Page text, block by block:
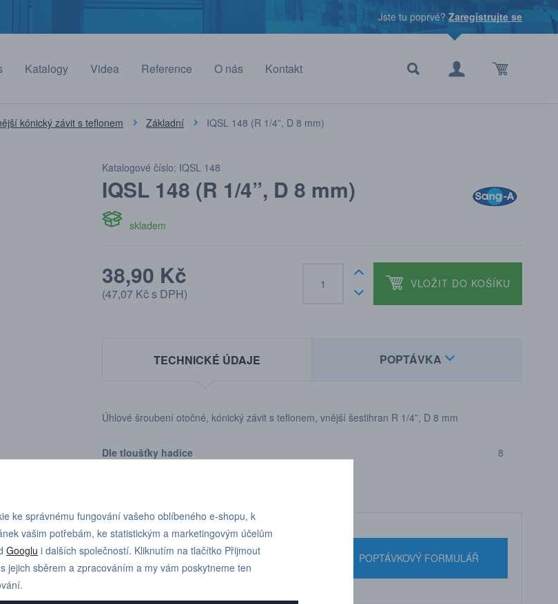
Jste tu poprvé? Zaregistrujte se
Katalogy Videa Reference O nás Kontakt
kónický závit s teflonem Základní IQSL 148 (R 1/4”, D 8 mm)
Katalogové číslo: IQSL 148
IQSL 148 (R 1/4”, D 8 mm)
skladem
38,90 Kč
(47,07 Kčs DPH)
VLOŽIT DO KOŠÍKU
TECHNICKÉ ÚDAJE POPTÁVKA
Úhlové šroubení otočné, kónický závit s teflonem, vnější šestihran R 1/4”, D 8 mm
Dle tloušťky hadice 8
dotazy
volejte
+420 731 517 942 nebo pište POPTÁVKOVÝ FORMULÁŘ
ke správnému fungování vašeho oblíbeného e-shopu, k
vašim potřebám, ke statistickým a marketingovým účelům
Googlu i dalších společností. Kliknutím na tlačítko Přijmout
jejich sběrem a zpracováním a my vám poskytneme ten